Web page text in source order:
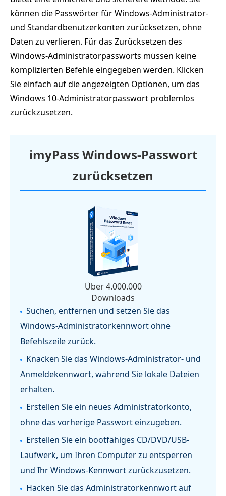
können die Passwörter für Windows-Administrator-
und Standardbenutzerkonten zurücksetzen, ohne
Daten zu verlieren. Für das Zurücksetzen des
Windows-Administratorpassworts müssen keine
komplizierten Befehle eingegeben werden. Klicken
Sie einfach auf die angezeigten Optionen, um das
Windows 10-Administratorpasswort problemlos
zurückzusetzen.
imyPass Windows-Passwort
zurücksetzen
Über 4.000.000
Downloads
Suchen, entfernen und setzen Sie das
Windows-Administratorkennwort ohne
Befehlszeile zurück.
Knacken Sie das Windows-Administrator- und
Anmeldekennwort, während Sie lokale Dateien
erhalten.
Erstellen Sie ein neues Administratorkonto,
ohne das vorherige Passwort einzugeben.
Erstellen Sie ein bootfähiges CD/DVD/USB-
Laufwerk, um Ihren Computer zu entsperren
und Ihr Windows-Kennwort zurückzusetzen.
Hacken Sie das Administratorkennwort auf